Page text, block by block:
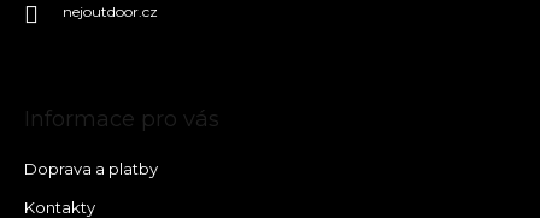
nejoutdoor.cz
Informace pro vás
Doprava a platby
Kontakty